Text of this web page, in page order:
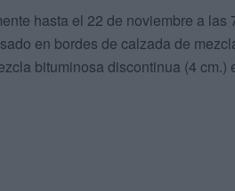
hasta el 22 de noviembre a las
en bordes de calzada de
bituminosa discontinua (4 cm.)